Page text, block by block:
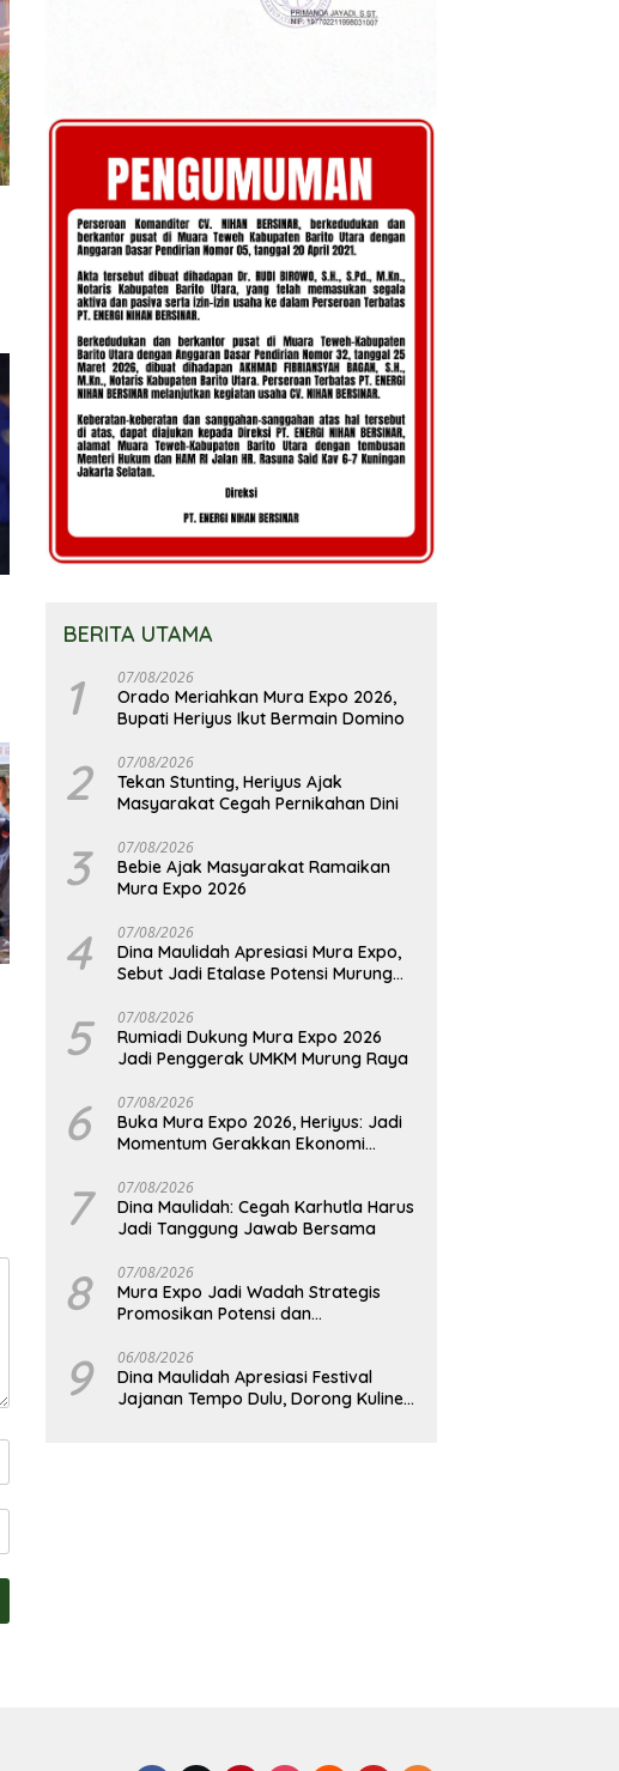
BERITA UTAMA
1 07/08/2026
Orado Meriahkan Mura Expo 2026,
Bupati Heriyus Ikut Bermain Domino
2 07/08/2026
Tekan Stunting, Heriyus Ajak
Masyarakat Cegah Pernikahan Dini
3 07/08/2026
Bebie Ajak Masyarakat Ramaikan
Mura Expo 2026
4 07/08/2026
Dina Maulidah Apresiasi Mura Expo,
Sebut Jadi Etalase Potensi Murung
5 07/08/2026
Rumiadi Dukung Mura Expo 2026
Jadi Penggerak UMKM Murung Raya
6 07/08/2026
Buka Mura Expo 2026, Heriyus: Jadi
Momentum Gerakkan Ekonomi
7 07/08/2026
Dina Maulidah: Cegah Karhutla Harus
Jadi Tanggung Jawab Bersama
8 07/08/2026
Mura Expo Jadi Wadah Strategis
Promosikan Potensi dan
9 06/08/2026
Dina Maulidah Apresiasi Festival
Jajanan Tempo Dulu, Dorong Kuliner